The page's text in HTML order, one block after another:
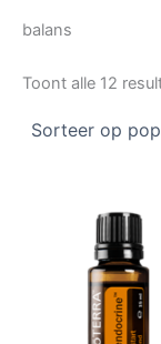
balans
Toont alle 12